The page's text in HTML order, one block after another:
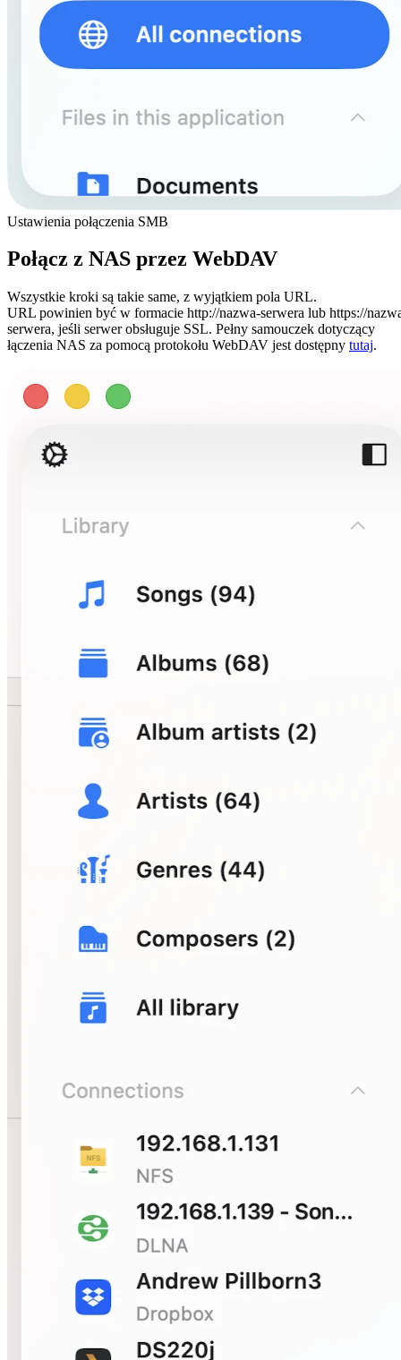
Ustawienia połączenia SMB
Połącz z NAS przez WebDAV
Wszystkie kroki są takie same, z wyjątkiem pola URL.
URL powinien być w formacie http://nazwa-serwera lub https://
serwera, jeśli serwer obsługuje SSL. Pełny samouczek dotyczący
łączenia NAS za pomocą protokołu WebDAV jest dostępny tutaj.